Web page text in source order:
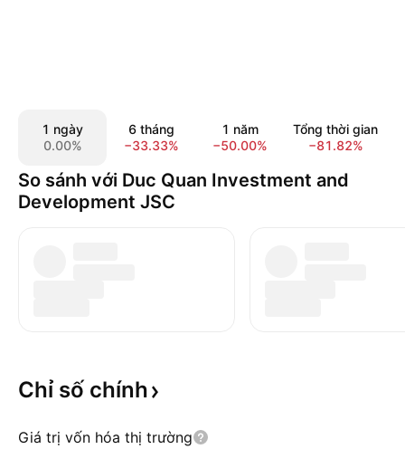
1 ngày
0.00%
6 tháng
−33.33%
1 năm
−50.00%
Tổng thời gian
−81.82%
So sánh với Duc Quan Investment and
Development JSC
Chỉ số chính
Giá trị vốn hóa thị trường